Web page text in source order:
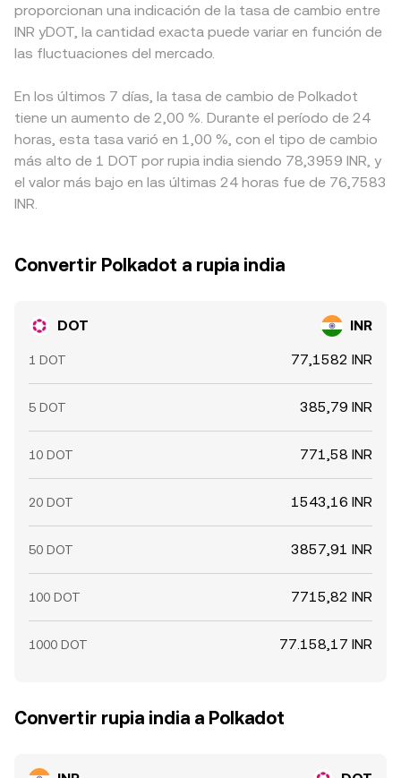
proporcionan una indicación de la tasa de cambio entre
INR yDOT, la cantidad exacta puede variar en función de
las fluctuaciones del mercado.
En los últimos 7 días, la tasa de cambio de Polkadot
tiene un aumento de 2,00 %. Durante el período de 24
horas, esta tasa varió en 1,00 %, con el tipo de cambio
más alto de 1 DOT por rupia india siendo 78,3959 INR, y
el valor más bajo en las últimas 24 horas fue de 76,7583
INR.
Convertir Polkadot a rupia india
DOT INR
1 DOT 77,1582 INR
5 DOT 385,79 INR
10 DOT 771,58 INR
20 DOT 1543,16 INR
50 DOT 3857,91 INR
100 DOT 7715,82 INR
1000 DOT 77.158,17 INR
Convertir rupia india a Polkadot